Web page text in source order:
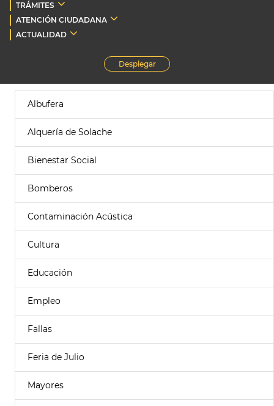
TRÁMITES
ATENCIÓN CIUDADANA
ACTUALIDAD
Desplegar
Albufera
Alquería de Solache
Bienestar Social
Bomberos
Contaminación Acústica
Cultura
Educación
Empleo
Fallas
Feria de Julio
Mayores